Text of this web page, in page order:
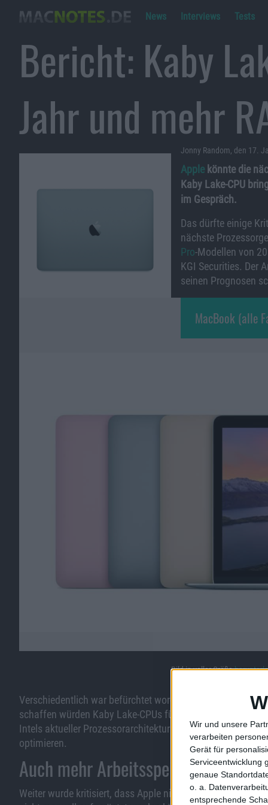
Wir und unsere
verarbeiten
Gerät für
Serviceentwicklung
genaue
o. a.
entsprechende
News Interviews Tests
Bericht: Kaby
Jahr und mehr
Jonny Random, den 17.
Applekönnte die
Kaby Lake-CPU
im Gespräch.
Das dürfte einige
nächste
Pro-Modellen von
KGI Securities. Der
seinen Prognosen
MacBook (alle
Bild in voller Größe
Verschiedentlich war befürchtet worden, dass Intel und
schaffen würden Kaby Lake-CPUs für den Mac verfügbar
Intels aktueller Prozessorarchitektur und soll vor allem
optimieren.
Auch mehr Arbeitsspeicher?
Weiter wurde kritisiert, dass Apple nicht mehr als 16 GB